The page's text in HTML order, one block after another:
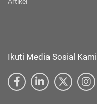
Ikuti Media Sosial Kami